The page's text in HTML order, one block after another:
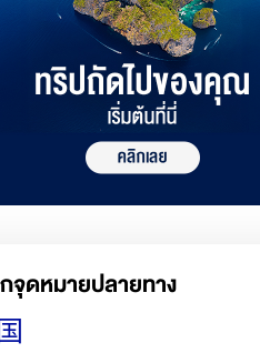
จุดหมายปลายทาง